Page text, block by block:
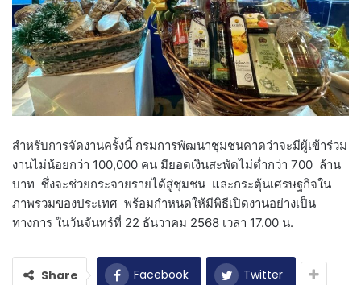
สำหรับการจัดงานครั้งนี้ กรมการพัฒนาชุมชนคาดว่าจะมีผู้เข้าร่วม
งานไม่น้อยกว่า 100,000 คน มียอดเงินสะพัดไม่ต่ำกว่า 700 ล้าน
บาท ซึ่งจะช่วยกระจายรายได้สู่ชุมชน และกระตุ้นเศรษฐกิจใน
ภาพรวมของประเทศ พร้อมกำหนดให้มีพิธีเปิดงานอย่างเป็น
ทางการ ในวันจันทร์ที่ 22 ธันวาคม 2568 เวลา 17.00 น.
Share Facebook Twitter